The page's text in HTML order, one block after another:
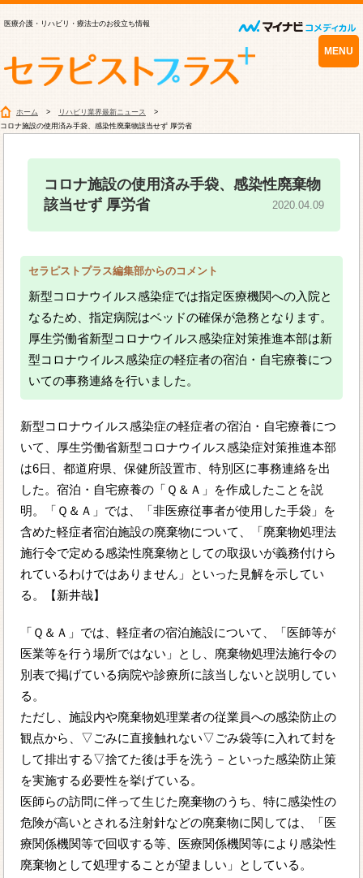
医療介護・リハビリ・療法士のお役立ち情報
MENU
ホーム
リハビリ業界最新ニュース
コロナ施設の使用済み手袋、感染性廃棄物該当せず 厚労省
コロナ施設の使用済み手袋、感染性廃棄物
該当せず 厚労省
2020.04.09
セラピストプラス編集部からのコメント
新型コロナウイルス感染症では指定医療機関への入院と
なるため、指定病院はベッドの確保が急務となります。
厚生労働省新型コロナウイルス感染症対策推進本部は新
型コロナウイルス感染症の軽症者の宿泊・自宅療養につ
いての事務連絡を行いました。
新型コロナウイルス感染症の軽症者の宿泊・自宅療養につ
いて、厚生労働省新型コロナウイルス感染症対策推進本部
は6日、都道府県、保健所設置市、特別区に事務連絡を出
した。宿泊・自宅療養の「Ｑ＆Ａ」を作成したことを説
明。「Ｑ＆Ａ」では、「非医療従事者が使用した手袋」を
含めた軽症者宿泊施設の廃棄物について、「廃棄物処理法
施行令で定める感染性廃棄物としての取扱いが義務付けら
れているわけではありません」といった見解を示してい
る。【新井哉】
「Ｑ＆Ａ」では、軽症者の宿泊施設について、「医師等が
医業等を行う場所ではない」とし、廃棄物処理法施行令の
別表で掲げている病院や診療所に該当しないと説明してい
る。
ただし、施設内や廃棄物処理業者の従業員への感染防止の
観点から、▽ごみに直接触れない▽ごみ袋等に入れて封を
して排出する▽捨てた後は手を洗う－といった感染防止策
を実施する必要性を挙げている。
医師らの訪問に伴って生じた廃棄物のうち、特に感染性の
危険が高いとされる注射針などの廃棄物に関しては、「医
療関係機関等で回収する等、医療関係機関等により感染性
廃棄物として処理することが望ましい」としている。